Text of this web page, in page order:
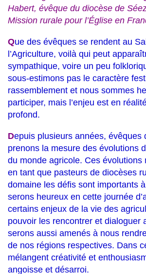
Habert, évêque du diocèse de
Mission rurale pour l’Église en
Que des évêques se rendent au
l’Agriculture, voilà qui peut
sympathique, voire un peu
sous-estimons pas le caractère
rassemblement et nous sommes
participer, mais l’enjeu est en
profond.
Depuis plusieurs années, évêques
prenons la mesure des évolutions
du monde agricole. Ces évolutions
en tant que pasteurs de diocèses
domaine les défis sont importants
serons heureux en cette journée
certains enjeux de la vie des
pouvoir les rencontrer et dialoguer
serons aussi amenés à nous
de nos régions respectives. Dans
mélangent créativité et
angoisse et désarroi.